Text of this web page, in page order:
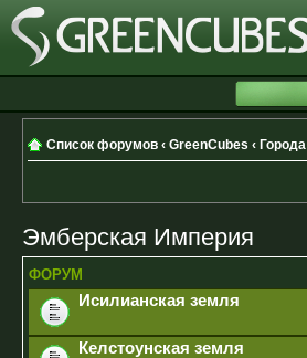
Список форумов ‹ GreenCubes ‹ Города
Эмберская Империя
ФОРУМ
Исилианская земля
Келстоунская земля